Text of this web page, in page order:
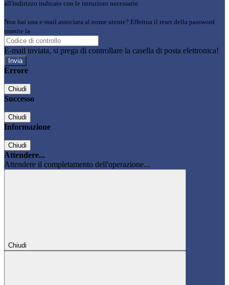
all'indirizzo indicato con le istruzioni necessarie.
Non hai una e-mail associata al nome utente? Effettua il reset della password
tramite la
E-mail inviata, si prega di controllare la casella di posta elettronica!
Errore
Chiudi
Successo
Chiudi
Informazione
Chiudi
Attendere...
Attendere il completamento dell'operazione...
Chiudi